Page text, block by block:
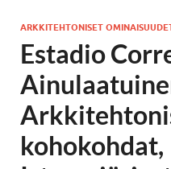
ARKKITEHTONISET
Estadio
kohokohdat,